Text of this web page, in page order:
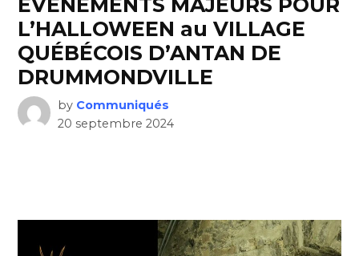
ÉVÉNEMENTS MAJEURS POUR
L’HALLOWEEN au VILLAGE
QUÉBÉCOIS D’ANTAN DE
DRUMMONDVILLE
by Communiqués
20 septembre 2024